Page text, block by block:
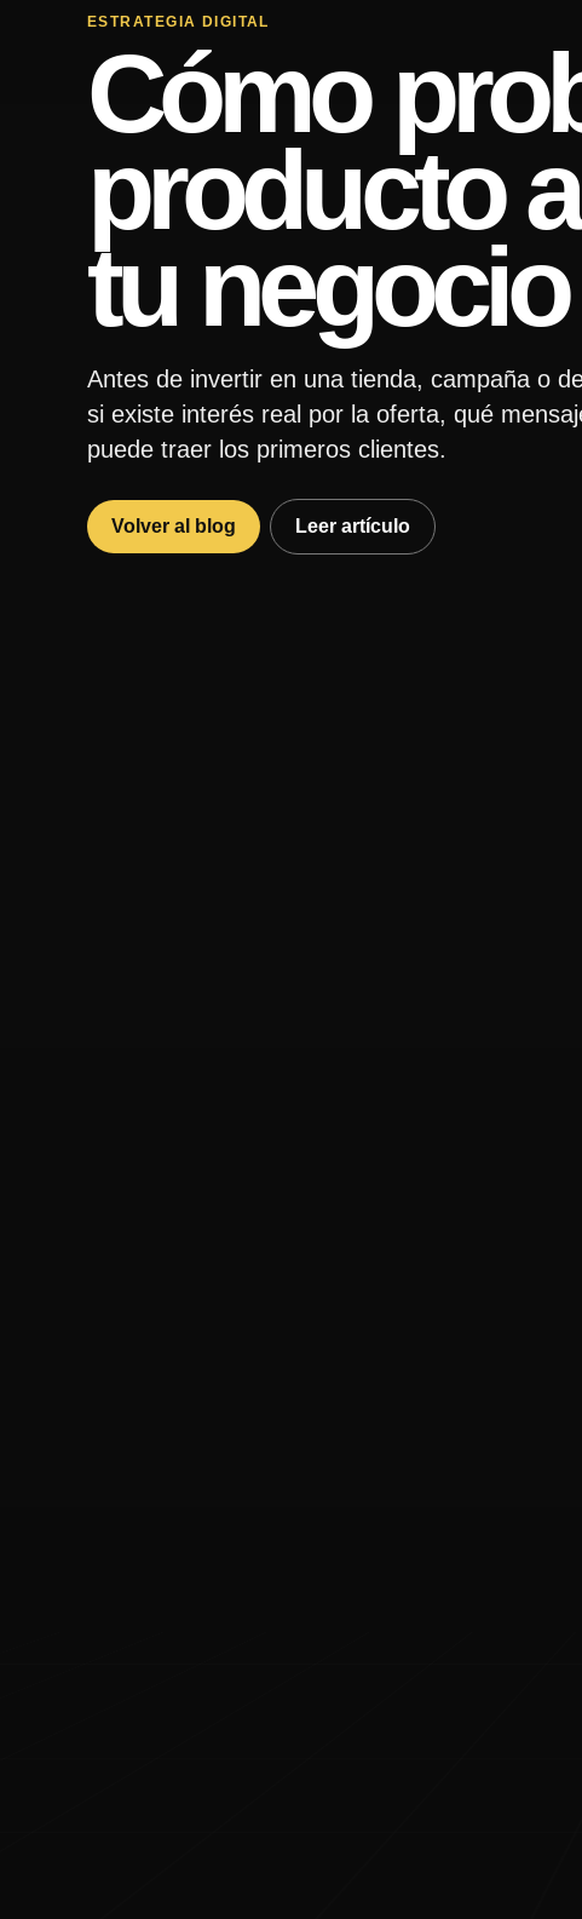
ESTRATEGIA DIGITAL
Cómo
producto
tu
Antes de invertir en una tienda, campaña o
si existe interés real por la oferta, qué
puede traer los primeros clientes.
Volver al blog Leer artículo